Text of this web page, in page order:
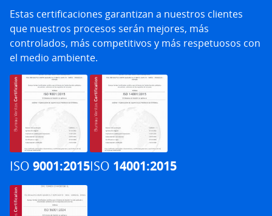
Estas certificaciones garantizan a nuestros clientes
que nuestros procesos serán mejores, más
controlados, más competitivos y más respetuosos con
el medio ambiente.
ISO 9001:2015ISO 14001:2015